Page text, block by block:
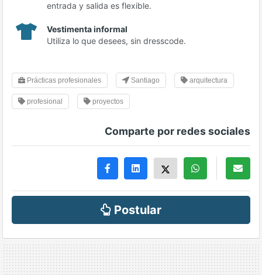
entrada y salida es flexible.
Vestimenta informal
Utiliza lo que desees, sin dresscode.
Prácticas profesionales Santiago arquitectura
profesional proyectos
Comparte por redes sociales
Postular